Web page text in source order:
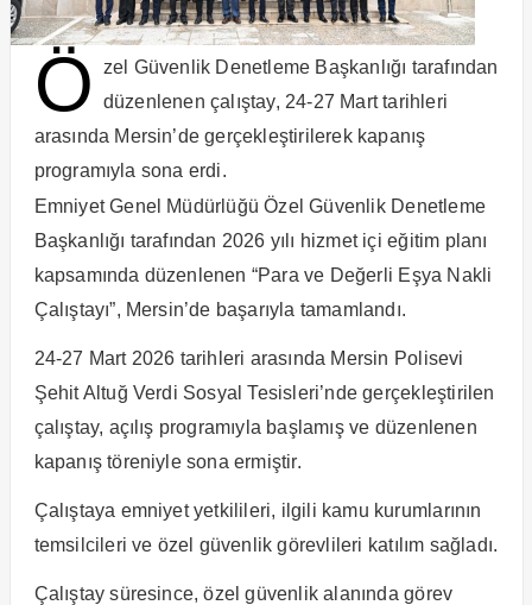
Ö
zel Güvenlik Denetleme Başkanlığı tarafından
düzenlenen çalıştay, 24-27 Mart tarihleri
arasında Mersin’de gerçekleştirilerek kapanış
programıyla sona erdi.
Emniyet Genel Müdürlüğü Özel Güvenlik Denetleme
Başkanlığı tarafından 2026 yılı hizmet içi eğitim planı
kapsamında düzenlenen “Para ve Değerli Eşya Nakli
Çalıştayı”, Mersin’de başarıyla tamamlandı.
24-27 Mart 2026 tarihleri arasında Mersin Polisevi
Şehit Altuğ Verdi Sosyal Tesisleri’nde gerçekleştirilen
çalıştay, açılış programıyla başlamış ve düzenlenen
kapanış töreniyle sona ermiştir.
Çalıştaya emniyet yetkilileri, ilgili kamu kurumlarının
temsilcileri ve özel güvenlik görevlileri katılım sağladı.
Çalıştay süresince, özel güvenlik alanında görev